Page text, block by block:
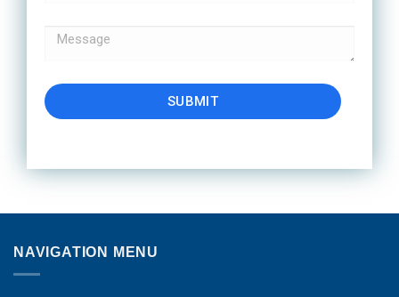
SUBMIT
NAVIGATION MENU